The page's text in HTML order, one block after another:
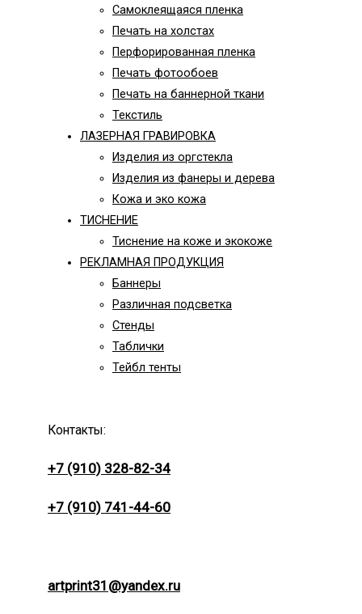
Самоклеящаяся пленка
Печать на холстах
Перфорированная пленка
Печать фотообоев
Печать на баннерной ткани
Текстиль
ЛАЗЕРНАЯ ГРАВИРОВКА
Изделия из оргстекла
Изделия из фанеры и дерева
Кожа и эко кожа
ТИСНЕНИЕ
Тиснение на коже и экокоже
РЕКЛАМНАЯ ПРОДУКЦИЯ
Баннеры
Различная подсветка
Стенды
Таблички
Тейбл тенты
Контакты:
+7 (910) 328-82-34
+7 (910) 741-44-60
artprint31@yandex.ru